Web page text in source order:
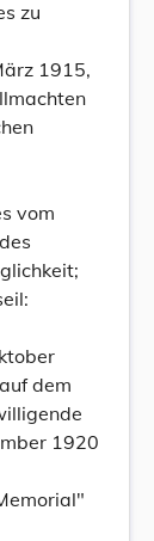
zu
1915,
vom
dem
1920